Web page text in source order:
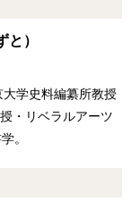
と）
学史料編纂所教授
・リベラルアーツ
。